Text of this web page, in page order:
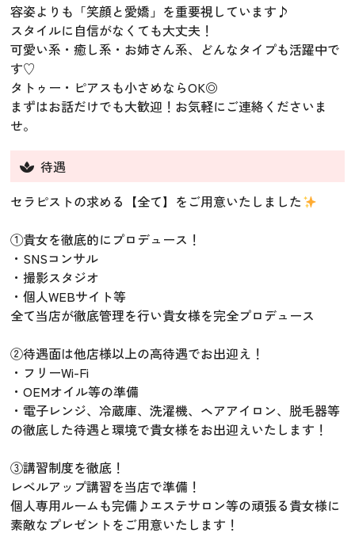
容姿よりも「笑顔と愛嬌」を重要視しています♪
スタイルに自信がなくても大丈夫！
可愛い系・癒し系・お姉さん系、どんなタイプも活躍中で
す♡
タトゥー・ピアスも小さめならOK◎
まずはお話だけでも大歓迎！お気軽にご連絡くださいま
せ。
待遇
セラピストの求める【全て】をご用意いたしました
①貴女を徹底的にプロデュース！
・SNSコンサル
・撮影スタジオ
・個人WEBサイト等
全て当店が徹底管理を行い貴女様を完全プロデュース
②待遇面は他店様以上の高待遇でお出迎え！
・フリーWi-Fi
・OEMオイル等の準備
・電子レンジ、冷蔵庫、洗濯機、ヘアアイロン、脱毛器等
の徹底した待遇と環境で貴女様をお出迎えいたします！
③講習制度を徹底！
レベルアップ講習を当店で準備！
個人専用ルームも完備♪エステサロン等の頑張る貴女様に
素敵なプレゼントをご用意いたします！